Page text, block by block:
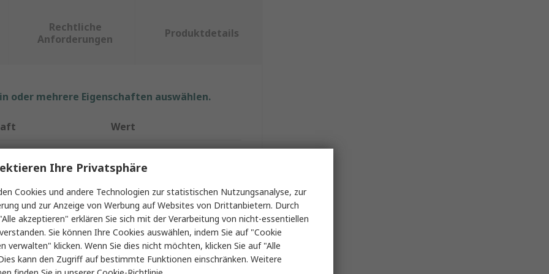
Rechtliche
Anforderungen
Produktdetails
oder mehrere Eigenschaften auswählen.
Wert
Einbaubox Rahmen
62mm
New Unica
ABS
Ihre Privatsphäre
Cookies und andere Technologien zur statistischen Nutzungsanalyse, zur
und zur Anzeige von Werbung auf Websites von Drittanbietern. Durch
akzeptieren" erklären Sie sich mit der Verarbeitung von nicht-essentiellen
Sie können Ihre Cookies auswählen, indem Sie auf "Cookie
verwalten" klicken. Wenn Sie dies nicht möchten, klicken Sie auf "Alle
kann den Zugriff auf bestimmte Funktionen einschränken. Weitere